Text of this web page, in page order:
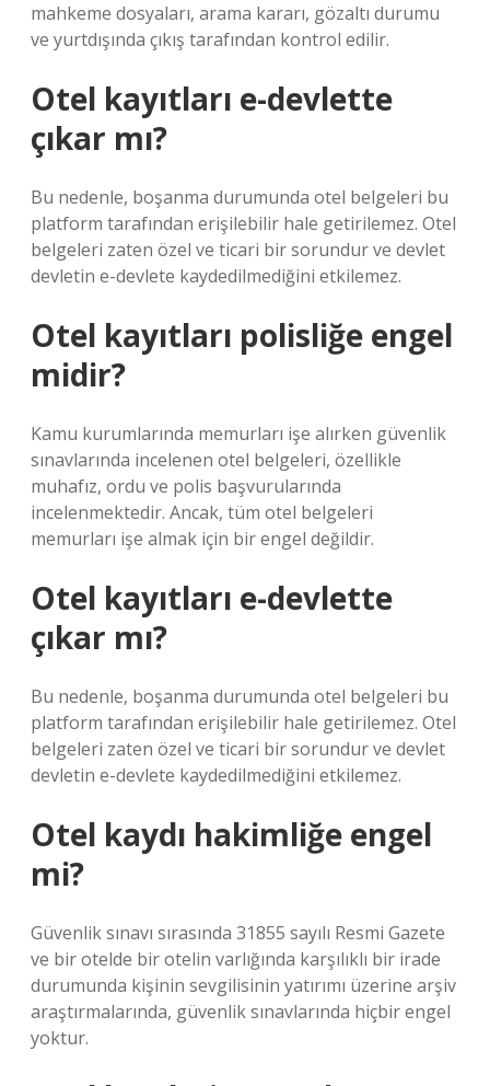
mahkeme dosyaları, arama kararı, gözaltı durumu
ve yurtdışında çıkış tarafından kontrol edilir.
Otel kayıtları e-devlette
çıkar mı?
Bu nedenle, boşanma durumunda otel belgeleri bu
platform tarafından erişilebilir hale getirilemez. Otel
belgeleri zaten özel ve ticari bir sorundur ve devlet
devletin e-devlete kaydedilmediğini etkilemez.
Otel kayıtları polisliğe engel
midir?
Kamu kurumlarında memurları işe alırken güvenlik
sınavlarında incelenen otel belgeleri, özellikle
muhafız, ordu ve polis başvurularında
incelenmektedir. Ancak, tüm otel belgeleri
memurları işe almak için bir engel değildir.
Otel kayıtları e-devlette
çıkar mı?
Bu nedenle, boşanma durumunda otel belgeleri bu
platform tarafından erişilebilir hale getirilemez. Otel
belgeleri zaten özel ve ticari bir sorundur ve devlet
devletin e-devlete kaydedilmediğini etkilemez.
Otel kaydı hakimliğe engel
mi?
Güvenlik sınavı sırasında 31855 sayılı Resmi Gazete
ve bir otelde bir otelin varlığında karşılıklı bir irade
durumunda kişinin sevgilisinin yatırımı üzerine arşiv
araştırmalarında, güvenlik sınavlarında hiçbir engel
yoktur.